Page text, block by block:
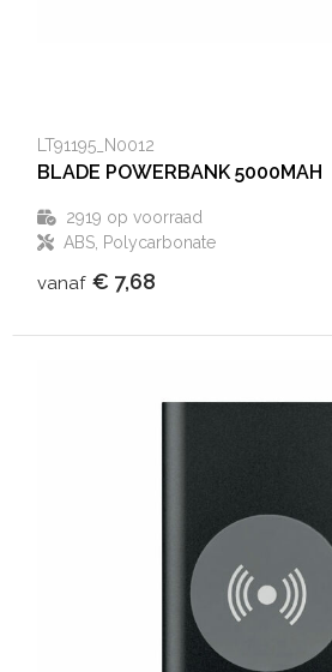
LT91195_N0012
BLADE POWERBANK 5000MAH
2919 op voorraad
ABS, Polycarbonate
vanaf € 7,68